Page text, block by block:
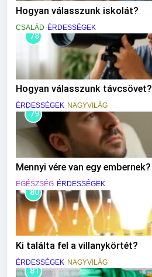
Hogyan válasszunk iskolát?
CSALÁD ÉRDESSÉGEK
78
Hogyan válasszunk távcsövet?
ÉRDESSÉGEK NAGYVILÁG
79
Mennyi vére van egy embernek?
EGÉSZSÉG ÉRDESSÉGEK
80
Ki találta fel a villanykörtét?
ÉRDESSÉGEK NAGYVILÁG
81